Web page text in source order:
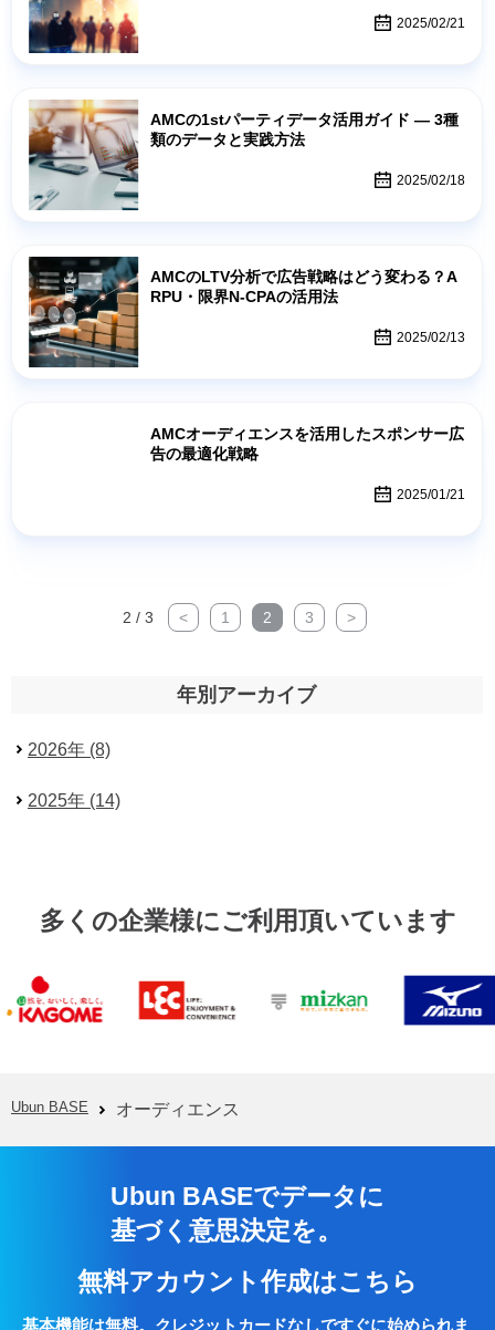
2025/02/21
AMCの1stパーティデータ活用ガイド — 3種
類のデータと実践方法
2025/02/18
AMCのLTV分析で広告戦略はどう変わる？A
RPU・限界N-CPAの活用法
2025/02/13
AMCオーディエンスを活用したスポンサー広
告の最適化戦略
2025/01/21
2 / 3 < 1 2 3 >
年別アーカイブ
2026年 (8)
2025年 (14)
多くの企業様にご利用頂いています
Ubun BASE オーディエンス
Ubun BASEでデータに
基づく意思決定を。
無料アカウント作成はこちら
基本機能は無料。クレジットカードなしですぐに始められま